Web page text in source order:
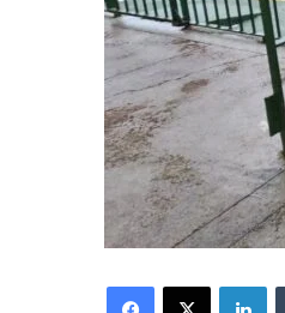
Facebook X Linkedin